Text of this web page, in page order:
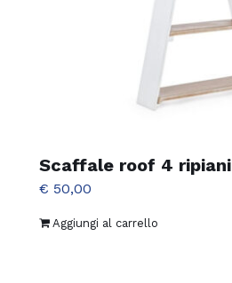
Scaffale roof 4 ripiani
€ 50,00
Aggiungi al carrello